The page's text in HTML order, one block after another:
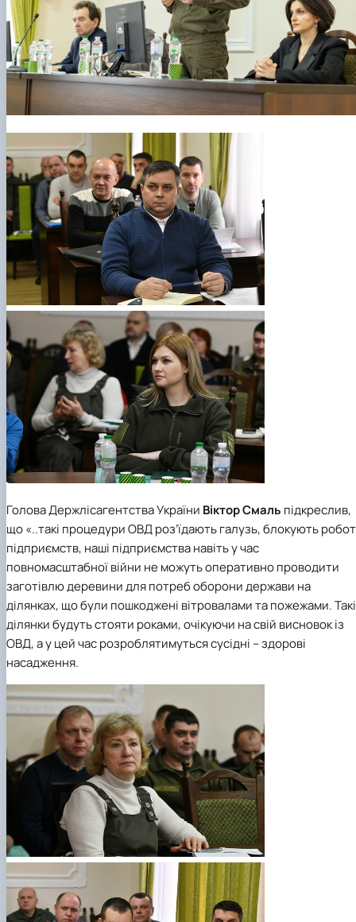
ГоловаДержлісагентства України Віктор Смаль підкреслив,
що «..такі процедури ОВД роз’їдають галузь, блокують
підприємств, наші підприємства навіть у час
повномасштабної війни не можуть оперативно проводити
заготівлю деревини для потреб оборони держави на
ділянках, що були пошкоджені вітровалами та пожежами. Такі
ділянки будуть стояти роками, очікуючи на свій висновок із
ОВД, а у цей час розроблятимуться сусідні – здорові
насадження.